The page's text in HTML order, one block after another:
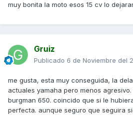
muy bonita la moto esos 15 cv lo
Gruiz
Publicado 6 de Noviembre del
me gusta, esta muy conseguida, la
actuales yamaha pero menos
burgman 650. coincido que si le
perfecta. aunque seguro que seguira